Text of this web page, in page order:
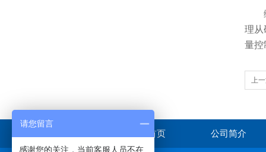
综
理从
量控
上一
首页 公司简介
请您留言
感谢您的关注，当前客服人员不在